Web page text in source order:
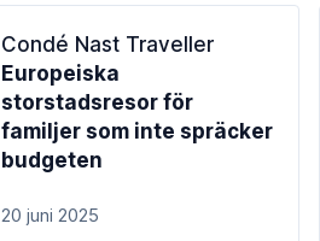
Condé Nast Traveller
Europeiska
storstadsresor för
familjer som inte spräcker
budgeten
20 juni 2025